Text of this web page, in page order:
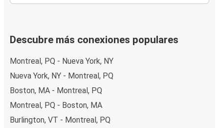
Descubre más conexiones populares
Montreal, PQ - Nueva York, NY
Nueva York, NY - Montreal, PQ
Boston, MA - Montreal, PQ
Montreal, PQ - Boston, MA
Burlington, VT - Montreal, PQ